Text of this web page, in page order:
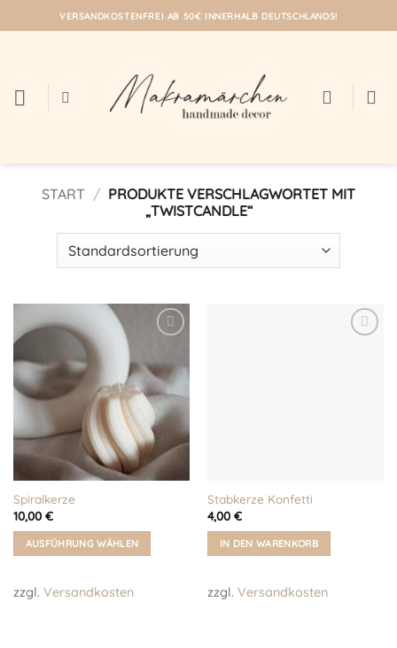
Inhalt
VERSANDKOSTENFREI AB 50€ INNERHALB DEUTSCHLANDS!
START / PRODUKTE VERSCHLAGWORTET MIT
„TWISTCANDLE“
Auf meine
Wunschliste!
Spiralkerze
10,00 €
AUSFÜHRUNG WÄHLEN
weist
zzgl. Versandkosten
Stabkerze Konfetti
4,00 €
IN DEN WARENKORB
zzgl. Versandkosten